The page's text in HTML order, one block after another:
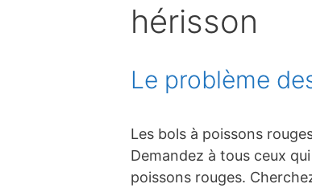
hérisson
Le problème
Les bols à poissons
Demandez à tous ceux
poissons rouges.